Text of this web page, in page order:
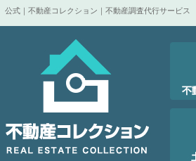
公式｜不動産コレクション｜不動産調査代行サービス